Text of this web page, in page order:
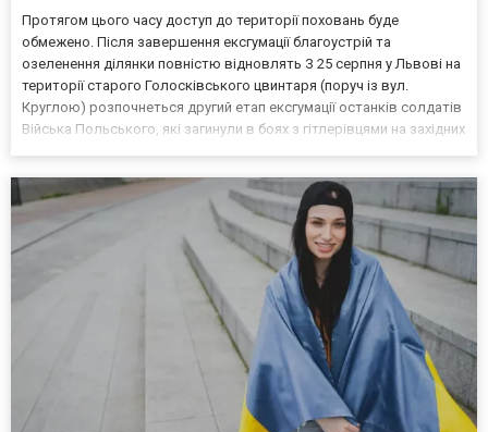
Протягом цього часу доступ до території поховань буде
обмежено. Після завершення ексгумації благоустрій та
озеленення ділянки повністю відновлять З 25 серпня у Львові на
території старого Голосківського цвинтаря (поруч із вул.
Круглою) розпочнеться другий етап ексгумації останків солдатів
Війська Польського, які загинули в боях з гітлерівцями на західних